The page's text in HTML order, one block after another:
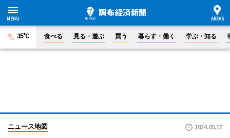
35°C 食べる 見る・遊ぶ 買う 暮らす・働く 学ぶ・知る
ニュース地図 2024.05.17